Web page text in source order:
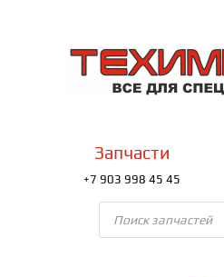
содержимомуТЕХИМПОРТ
Всё
Запчасти
+7 903 998 45 45
Поиск
товаров